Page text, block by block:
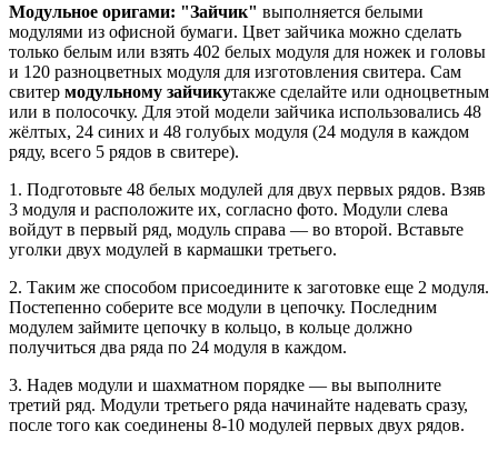
Модульное оригами: "Зайчик" выполняется белыми
модулями из офисной бумаги. Цвет зайчика можно сделать
только белым или взять 402 белых модуля для ножек и головы
и 120 разноцветных модуля для изготовления свитера. Сам
свитер модульному зайчикутакже сделайте или одноцветным
или в полосочку. Для этой модели зайчика использовались 48
жёлтых, 24 синих и 48 голубых модуля (24 модуля в каждом
ряду, всего 5 рядов в свитере).
1. Подготовьте 48 белых модулей для двух первых рядов. Взяв
3 модуля и расположите их, согласно фото. Модули слева
войдут в первый ряд, модуль справа — во второй. Вставьте
уголки двух модулей в кармашки третьего.
2. Таким же способом присоедините к заготовке еще 2 модуля.
Постепенно соберите все модули в цепочку. Последним
модулем займите цепочку в кольцо, в кольце должно
получиться два ряда по 24 модуля в каждом.
3. Надев модули и шахматном порядке — вы выполните
третий ряд. Модули третьего ряда начинайте надевать сразу,
после того как соединены 8-10 модулей первых двух рядов.